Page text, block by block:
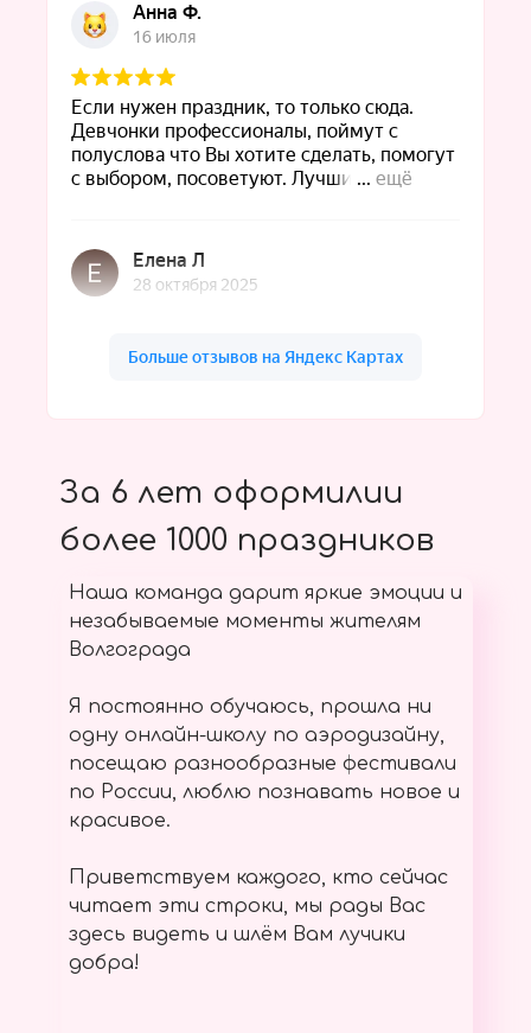
За 6 лет оформилии
более 1000 праздников
Наша команда дарит яркие эмоции и
незабываемые моменты жителям
Волгограда
Я постоянно обучаюсь, прошла ни
одну онлайн-школу по аэродизайну,
посещаю разнообразные фестивали
по России, люблю познавать новое и
красивое.
Приветствуем каждого, кто сейчас
читает эти строки, мы рады Вас
здесь видеть и шлём Вам лучики
добра!